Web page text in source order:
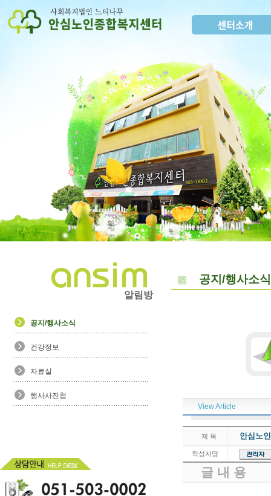
알림방
공지/행사소식
건강정보
자료실
행사사진첩
공지/행사소식
View Article
제 목 안심노
작성자명
글 내 용